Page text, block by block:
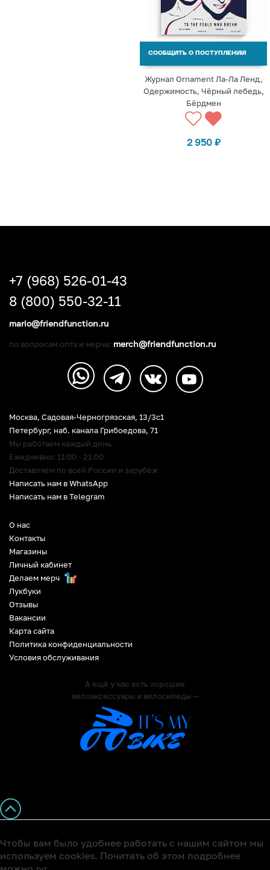
СООБЩИТЬ О ПОСТУПЛЕНИИ
Журнал Ornament Ла-Ла Ленд,
Одержимость, Чёрный лебедь,
Бёрдмен
2 950 ₽
О нас
Контакты
Магазины
Личный кабинет
Делаем мерч
Лукбуки
Отзывы
Вакансии
Карта сайта
Политика конфиденциальности
Условия обслуживания
А ещё у нас есть хорошие
велоаксессуары и велосипеды —
Москва, Садовая-Черногрязская, 13/3c1
Петербург, наб. канала Грибоедова, 71
Мы работаем каждый день
Ежедневно: 11:00 - 21:00
Доставляем по всей России и зарубеж
Написать нам в WhatsApp
Написать нам в Telegram
+7 (968) 526-01-43
8 (800) 550-32-11
mario@friendfunction.ru
по вопросам опта и мерча: merch@friendfunction.ru
Чтобы вам было удобнее работать с нашим сайтом мы
используем cookies. Почитать об этом подробнее